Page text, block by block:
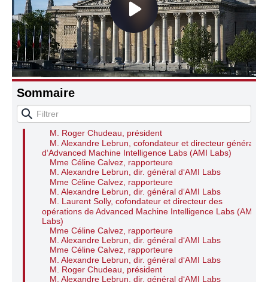
Sommaire
Audition de MM. Alexandre Lebrun, cofondateur
et directeur général, et Laurent Solly, cofondateur
et directeur des opérations de Advanced Machine
Intelligence Labs (AMI Labs)
M. Roger Chudeau, président
M. Alexandre Lebrun, cofondateur et directeur général
d‘Advanced Machine Intelligence Labs (AMI Labs)
Mme Céline Calvez, rapporteure
M. Alexandre Lebrun, dir. général d‘AMI Labs
Mme Céline Calvez, rapporteure
M. Alexandre Lebrun, dir. général d‘AMI Labs
M. Laurent Solly, cofondateur et directeur des
opérations de Advanced Machine Intelligence Labs (AMI
Labs)
Mme Céline Calvez, rapporteure
M. Alexandre Lebrun, dir. général d‘AMI Labs
Mme Céline Calvez, rapporteure
M. Alexandre Lebrun, dir. général d‘AMI Labs
M. Roger Chudeau, président
M. Alexandre Lebrun, dir. général d‘AMI Labs